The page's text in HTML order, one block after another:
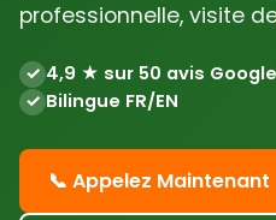
professionnelle, visite
4,9 ★ sur 50 avis Google
Bilingue FR/EN
📞 Appelez Maintenant